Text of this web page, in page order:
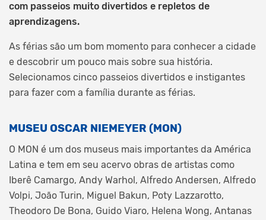
com passeios muito divertidos e repletos de
aprendizagens.
As férias são um bom momento para conhecer a cidade
e descobrir um pouco mais sobre sua história.
Selecionamos cinco passeios divertidos e instigantes
para fazer com a família durante as férias.
MUSEU OSCAR NIEMEYER (MON)
O MON é um dos museus mais importantes da América
Latina e tem em seu acervo obras de artistas como
Iberê Camargo, Andy Warhol, Alfredo Andersen, Alfredo
Volpi, João Turin, Miguel Bakun, Poty Lazzarotto,
Theodoro De Bona, Guido Viaro, Helena Wong, Antanas